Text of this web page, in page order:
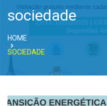
sociedade
HOME
SOCIEDADE